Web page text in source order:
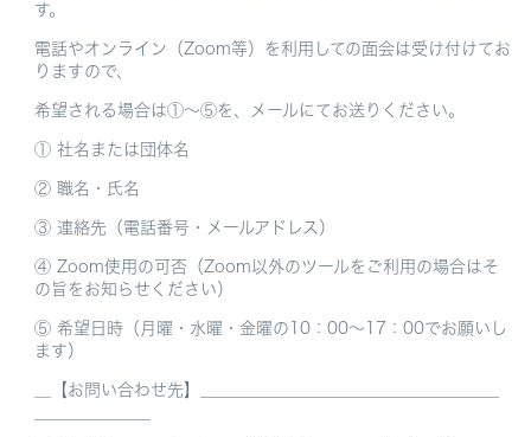
す。
電話やオンライン（Zoom等）を利用しての面会は受け付けてお
りますので、
希望される場合は①～⑤を、メールにてお送りください。
① 社名または団体名
② 職名・氏名
③ 連絡先（電話番号・メールアドレス）
④ Zoom使用の可否（Zoom以外のツールをご利用の場合はそ
の旨をお知らせください）
⑤ 希望日時（月曜・水曜・金曜の10：00～17：00でお願いし
ます）
__【お問い合わせ先】＿＿＿＿＿＿＿＿＿＿＿＿＿＿＿＿＿＿